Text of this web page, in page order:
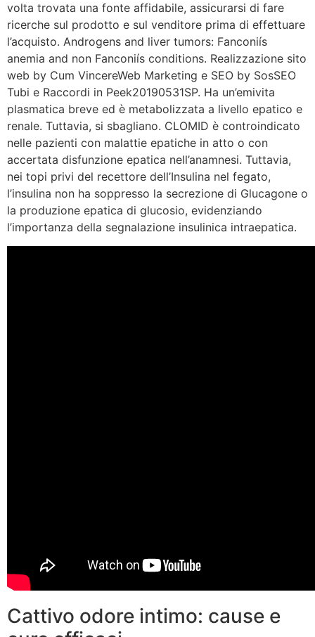
volta trovata una fonte affidabile, assicurarsi di fare
ricerche sul prodotto e sul venditore prima di effettuare
l’acquisto. Androgens and liver tumors: Fanconiís
anemia and non Fanconiís conditions. Realizzazione sito
web by Cum VincereWeb Marketing e SEO by SosSEO
Tubi e Raccordi in Peek20190531SP. Ha un’emivita
plasmatica breve ed è metabolizzata a livello epatico e
renale. Tuttavia, si sbagliano. CLOMID è controindicato
nelle pazienti con malattie epatiche in atto o con
accertata disfunzione epatica nell’anamnesi. Tuttavia,
nei topi privi del recettore dell’Insulina nel fegato,
l’insulina non ha soppresso la secrezione di Glucagone o
la produzione epatica di glucosio, evidenziando
l’importanza della segnalazione insulinica intraepatica.
Cattivo odore intimo: cause e